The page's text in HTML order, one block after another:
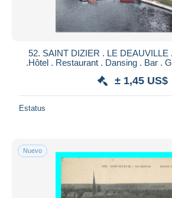
52. SAINT DIZIER . LE DEAUVILLE
.Hôtel . Restaurant . Dansing . Bar .
± 1,45 US$
Estatus
Nuevo